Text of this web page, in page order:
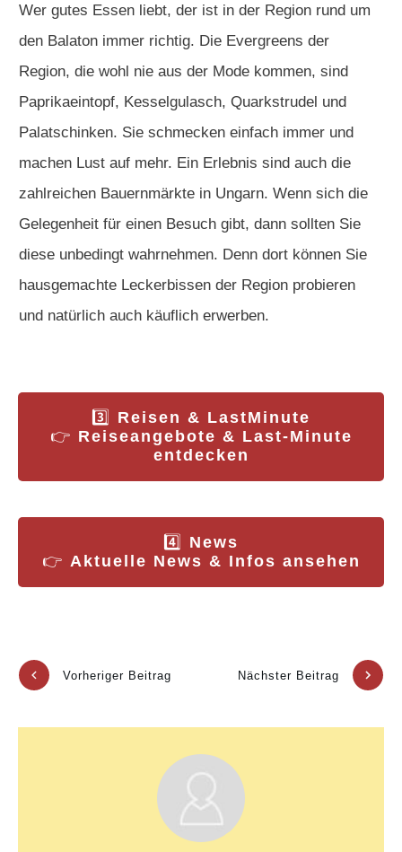
Wer gutes Essen liebt, der ist in der Region rund um
den Balaton immer richtig. Die Evergreens der
Region, die wohl nie aus der Mode kommen, sind
Paprikaeintopf, Kesselgulasch, Quarkstrudel und
Palatschinken. Sie schmecken einfach immer und
machen Lust auf mehr. Ein Erlebnis sind auch die
zahlreichen Bauernmärkte in Ungarn. Wenn sich die
Gelegenheit für einen Besuch gibt, dann sollten Sie
diese unbedingt wahrnehmen. Denn dort können Sie
hausgemachte Leckerbissen der Region probieren
und natürlich auch käuflich erwerben.
3️⃣ Reisen & LastMinute
👉 Reiseangebote & Last-Minute
entdecken
4️⃣ News
👉 Aktuelle News & Infos ansehen
Vorheriger Beitrag Nächster Beitrag